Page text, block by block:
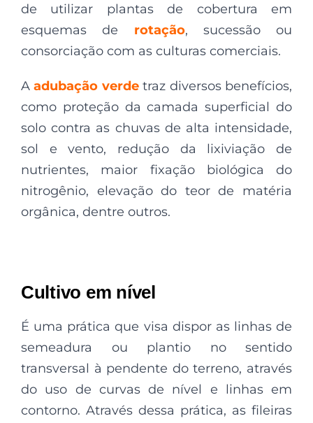
de utilizar plantas de cobertura em
esquemas de rotação, sucessão ou
consorciação com as culturas comerciais.
Aadubação verdetraz diversos benefícios,
como proteção da camada superficial do
solo contra as chuvas de alta intensidade,
sol e vento, redução da lixiviação de
nutrientes, maior fixação biológica do
nitrogênio, elevação do teor de matéria
orgânica, dentre outros.
Cultivo em nível
É uma prática que visa dispor as linhas de
semeadura ou plantio no sentido
transversal à pendente do terreno, através
do uso de curvas de nível e linhas em
contorno. Através dessa prática, as fileiras